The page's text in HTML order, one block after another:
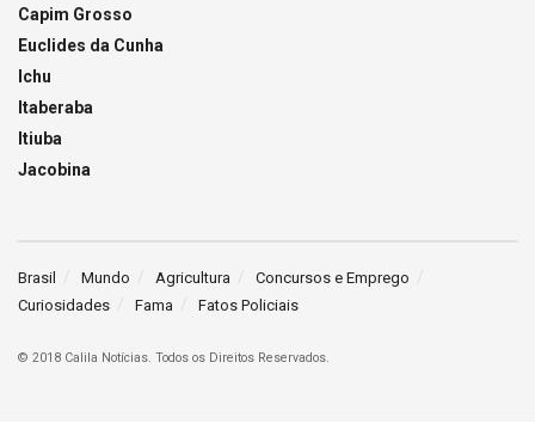
Capim Grosso
Euclides da Cunha
Ichu
Itaberaba
Itiuba
Jacobina
Brasil Mundo Agricultura
Concursos e Emprego
Curiosidades
Fama Fatos Policiais
© 2018 Calila Notícias. Todos os Direitos Reservados.